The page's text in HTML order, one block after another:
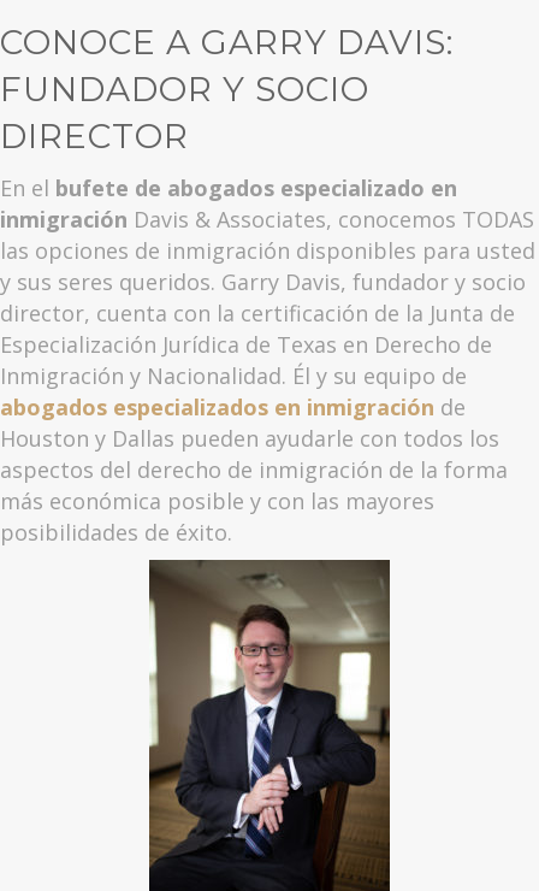
CONOCE A GARRY DAVIS:
FUNDADOR Y SOCIO
DIRECTOR
En el bufete de abogados especializado en
inmigración Davis & Associates, conocemos TODAS
las opciones de inmigración disponibles para usted
y sus seres queridos. Garry Davis, fundador y socio
director, cuenta con la certificación de la Junta de
Especialización Jurídica de Texas en Derecho de
Inmigración y Nacionalidad. Él y su equipo de
abogados especializados en inmigración de
Houston y Dallas pueden ayudarle con todos los
aspectos del derecho de inmigración de la forma
más económica posible y con las mayores
posibilidades de éxito.